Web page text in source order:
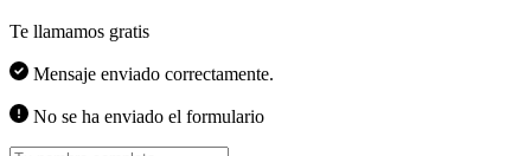
Te llamamos gratis
Mensaje enviado correctamente.
No se ha enviado el formulario